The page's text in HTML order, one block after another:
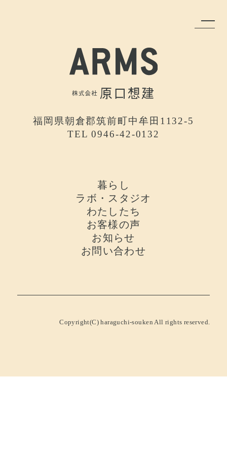
福岡県朝倉郡筑前町中牟田1132-5
TEL 0946-42-0132
暮らし
ラボ・スタジオ
わたしたち
お客様の声
お知らせ
お問い合わせ
Copyright(C) haraguchi-souken All rights reserved.